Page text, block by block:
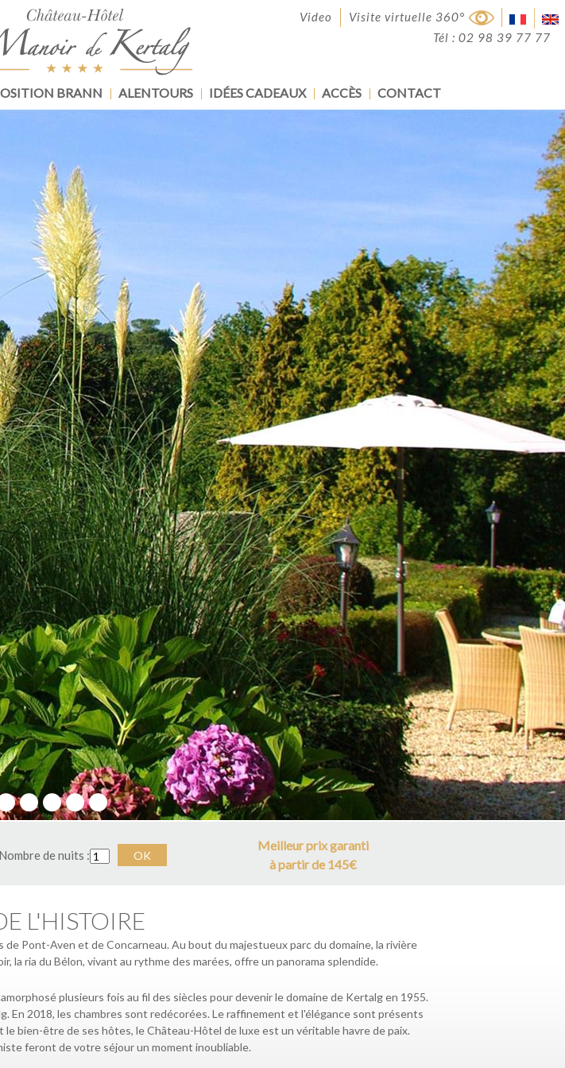
Visite virtuelle 360°
Video
Tél : 02 98 39 77 77
BRANN ALENTOURS IDÉES CADEAUX ACCÈS CONTACT
Nombre de nuits : OK
Meilleur prix garanti
à partir de 145€
L'HISTOIRE
Pont-Aven et de Concarneau. Au bout du majestueux parc du domaine, la rivière
la ria du Bélon, vivant au rythme des marées, offre un panorama splendide.
plusieurs fois au fil des siècles pour devenir le domaine de Kertalg en 1955.
En 2018, les chambres sont redécorées. Le raffinement et l'élégance sont présents
bien-être de ses hôtes, le Château-Hôtel de luxe est un véritable havre de paix.
feront de votre séjour un moment inoubliable.